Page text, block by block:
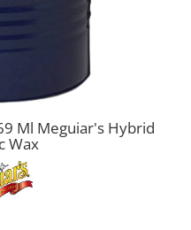
Ml Meguiar's Hybrid
Wax